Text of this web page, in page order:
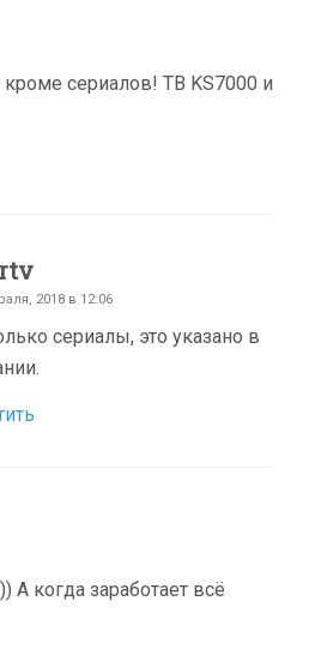
кроме сериалов! ТВ KS7000 и
2018 в 12:06
сериалы, это указано в
А когда заработает всё